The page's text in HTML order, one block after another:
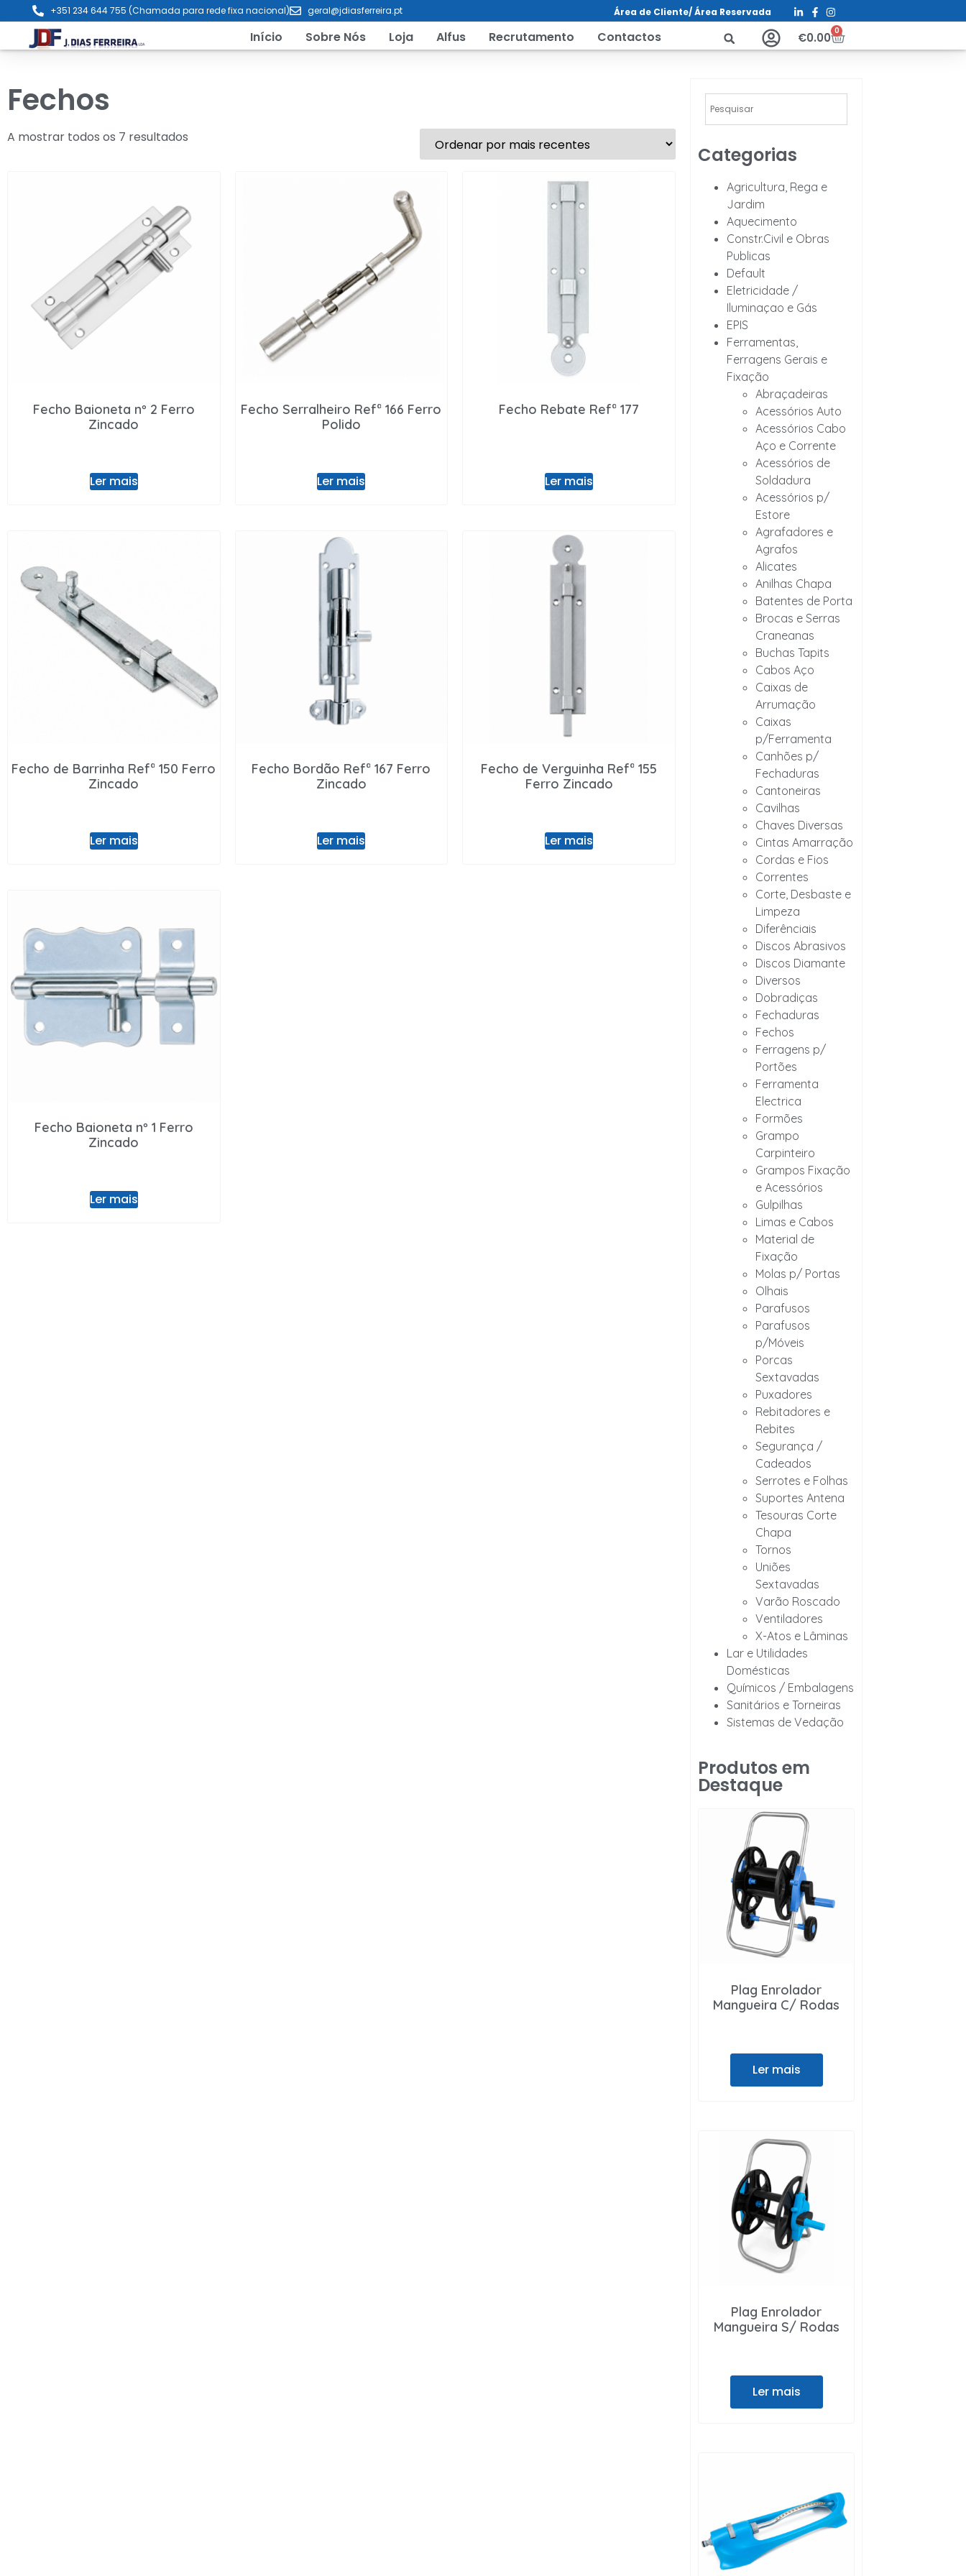
+351 234 644 755 (Chamada para rede fixa nacional) geral@jdiasferreira.pt Área de Cliente/ Área Reservada
Início Sobre Nós Loja Alfus Recrutamento Contactos €0.00 0
Fechos
A mostrar todos os 7 resultados
Fecho Baioneta nº 2 Ferro
Zincado
Ler mais
Fecho Serralheiro Refª 166 Ferro
Polido
Ler mais
Fecho Rebate Refª 177
Ler mais
Fecho de Barrinha Refª 150 Ferro
Zincado
Ler mais
Fecho Bordão Refª 167 Ferro
Zincado
Ler mais
Fecho de Verguinha Refª 155
Ferro Zincado
Ler mais
Fecho Baioneta nº 1 Ferro
Zincado
Ler mais
Categorias
Agricultura, Rega e
Jardim
Aquecimento
Constr.Civil e Obras
Publicas
Default
Eletricidade /
Iluminaçao e Gás
EPIS
Ferramentas,
Ferragens Gerais e
Fixação
Abraçadeiras
Acessórios Auto
Acessórios Cabo
Aço e Corrente
Acessórios de
Soldadura
Acessórios p/
Estore
Agrafadores e
Agrafos
Alicates
Anilhas Chapa
Batentes de Porta
Brocas e Serras
Craneanas
Buchas Tapits
Cabos Aço
Caixas de
Arrumação
Caixas
p/Ferramenta
Canhões p/
Fechaduras
Cantoneiras
Cavilhas
Chaves Diversas
Cintas Amarração
Cordas e Fios
Correntes
Corte, Desbaste e
Limpeza
Diferênciais
Discos Abrasivos
Discos Diamante
Diversos
Dobradiças
Fechaduras
Fechos
Ferragens p/
Portões
Ferramenta
Electrica
Formões
Grampo
Carpinteiro
Grampos Fixação
e Acessórios
Gulpilhas
Limas e Cabos
Material de
Fixação
Molas p/ Portas
Olhais
Parafusos
Parafusos
p/Móveis
Porcas
Sextavadas
Puxadores
Rebitadores e
Rebites
Segurança /
Cadeados
Serrotes e Folhas
Suportes Antena
Tesouras Corte
Chapa
Tornos
Uniões
Sextavadas
Varão Roscado
Ventiladores
X-Atos e Lâminas
Lar e Utilidades
Domésticas
Químicos / Embalagens
Sanitários e Torneiras
Sistemas de Vedação
Produtos em
Destaque
Plag Enrolador
Mangueira C/ Rodas
Ler mais
Plag Enrolador
Mangueira S/ Rodas
Ler mais